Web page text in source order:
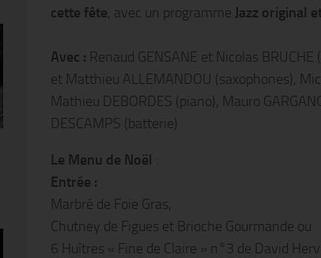
cette fête, avec un programme Jazz original
Avec : Renaud GENSANE et Nicolas
et Matthieu ALLEMANDOU (saxophones),
Mathieu DEBORDES (piano), Mauro
DESCAMPS (batterie)
Le Menu de Noël
Entrée :
Marbré de Foie Gras,
Chutney de Figues et Brioche Gourmande ou
6 Huîtres « Fine de Claire » n°3 de David